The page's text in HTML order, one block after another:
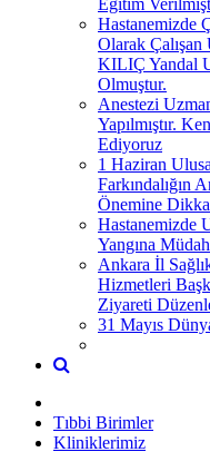
Hastanemizde
Olarak
KILIÇ Yandal
Olmuştur.
Anestezi
Yapılmıştır.
Ediyoruz
1 Haziran
Farkındalığın
Önemine
Hastanemizde
Yangına
Ankara İl
Hizmetleri
Ziyareti
31 Mayıs
Tıbbi Birimler
Kliniklerimiz